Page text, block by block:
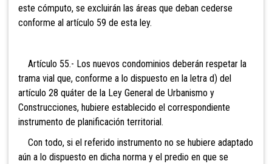
este cómputo, se excluirán las áreas que deban cederse
conforme al artículo 59 de esta ley.
Artículo 55.- Los nuevos condominios deberán respetar la
trama vial que, conforme a lo dispuesto en la letra d) del
artículo 28 quáter de la Ley General de Urbanismo y
Construcciones, hubiere establecido el correspondiente
instrumento de planificación territorial.
Con todo, si el referido instrumento no se hubiere adaptado
aún a lo dispuesto en dicha norma y el predio en que se